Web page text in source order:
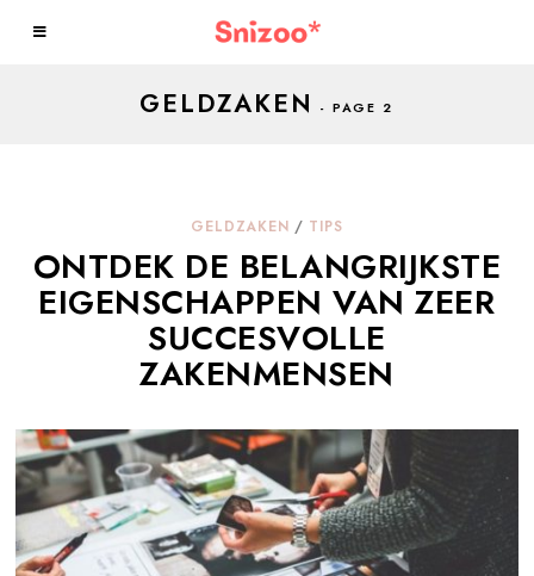
GELDZAKEN - PAGE 2
GELDZAKEN / TIPS
ONTDEK DE BELANGRIJKSTE
EIGENSCHAPPEN VAN ZEER
SUCCESVOLLE
ZAKENMENSEN